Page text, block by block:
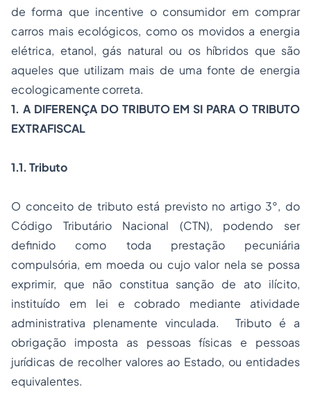
de forma que incentive o consumidor em comprar
carros mais ecológicos, como os movidos a energia
elétrica, etanol, gás natural ou os híbridos que são
aqueles que utilizam mais de uma fonte de energia
ecologicamente correta.
1. A DIFERENÇA DO TRIBUTO EM SI PARA O TRIBUTO
EXTRAFISCAL
1.1. Tributo
O conceito de tributo está previsto no artigo 3°, do
Código Tributário Nacional (CTN), podendo ser
definido como toda prestação pecuniária
compulsória, em moeda ou cujo valor nela se possa
exprimir, que não constitua sanção de ato ilícito,
instituído em lei e cobrado mediante atividade
administrativa plenamente vinculada. Tributo é a
obrigação imposta as pessoas físicas e pessoas
jurídicas de recolher valores ao Estado, ou entidades
equivalentes.